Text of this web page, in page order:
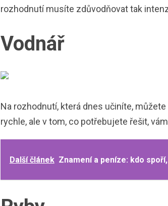
rozhodnutí musíte zdůvodňovat tak
Vodnář
Na rozhodnutí, která dnes učiníte,
rychle, ale v tom, co potřebujete řešit,
Další článek Znamení a peníze: kdo